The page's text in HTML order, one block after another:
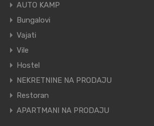
AUTO KAMP
Bungalovi
Vajati
Vile
Hostel
NEKRETNINE NA PRODAJU
Restoran
APARTMANI NA PRODAJU